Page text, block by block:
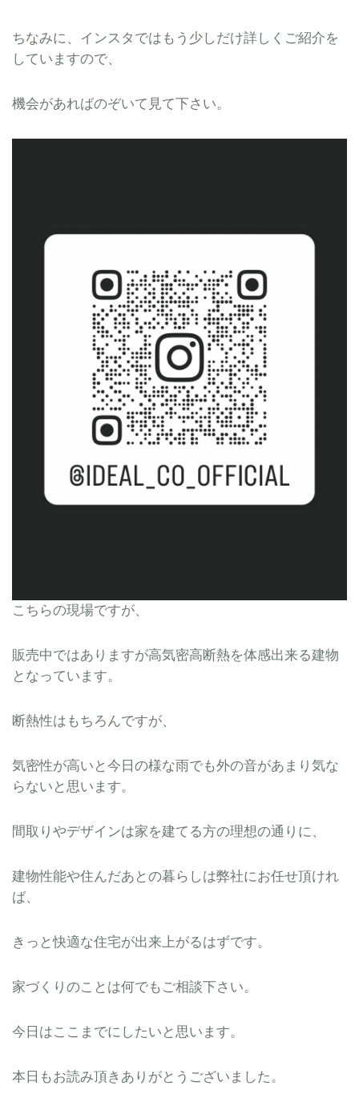
ちなみに、インスタではもう少しだけ詳しくご紹介を
していますので、
機会があればのぞいて見て下さい。
こちらの現場ですが、
販売中ではありますが高気密高断熱を体感出来る建物
となっています。
断熱性はもちろんですが、
気密性が高いと今日の様な雨でも外の音があまり気な
らないと思います。
間取りやデザインは家を建てる方の理想の通りに、
建物性能や住んだあとの暮らしは弊社にお任せ頂けれ
ば、
きっと快適な住宅が出来上がるはずです。
家づくりのことは何でもご相談下さい。
今日はここまでにしたいと思います。
本日もお読み頂きありがとうございました。